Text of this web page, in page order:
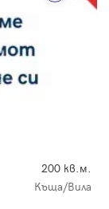
200 кв.м.
Къща/Вила